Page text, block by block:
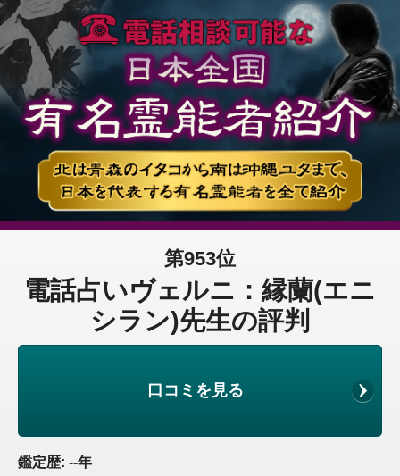
第953位
電話占いヴェルニ：縁蘭(エニ
シラン)先生の評判
口コミを見る
鑑定歴: --年